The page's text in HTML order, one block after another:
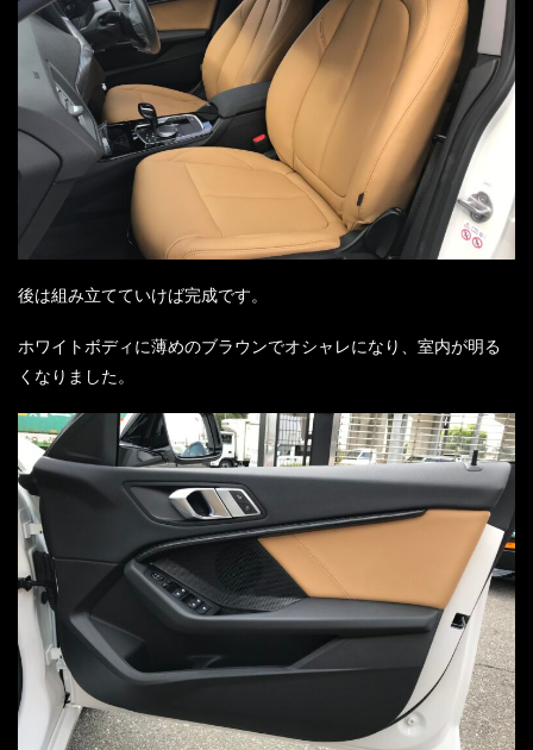
後は組み立てていけば完成です。
ホワイトボディに薄めのブラウンでオシャレになり、室内が明る
くなりました。